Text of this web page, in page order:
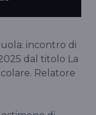
incontro di
dal titolo La
Relatore